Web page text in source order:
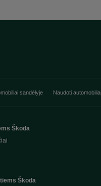
sandėlyje Naudoti automobiliai
Škoda
Škoda